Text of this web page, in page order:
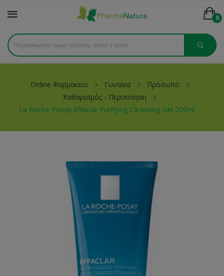
0
Online Φαρμακείο Γυναίκα
Πρόσωπο
Καθαρισμός - Περιποίηση
La Roche Posay Effaclar Purifying Cleansing Gel 200ml